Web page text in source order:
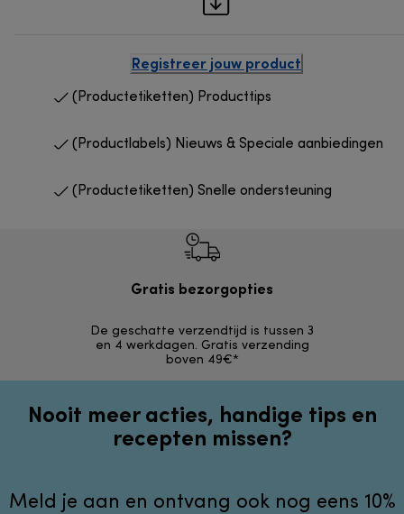
Registreer jouw product
(Productetiketten) Producttips
(Productlabels) Nieuws & Speciale aanbiedingen
(Productetiketten) Snelle ondersteuning
Gratis bezorgopties
De geschatte verzendtijd is tussen 3
en 4 werkdagen. Gratis verzending
boven 49€*
Nooit meer acties, handige tips en
recepten missen?
Meld je aan en ontvang ook nog eens 10%